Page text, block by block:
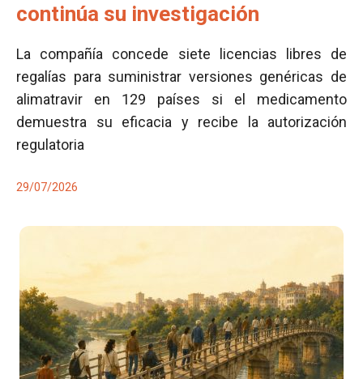
continúa su investigación
La compañía concede siete licencias libres de
regalías para suministrar versiones genéricas de
alimatravir en 129 países si el medicamento
demuestra su eficacia y recibe la autorización
regulatoria
29/07/2026